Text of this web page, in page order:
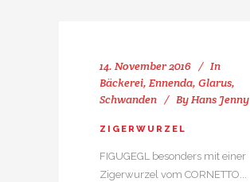
14. November 2016
In
Bäckerei, Ennenda, Glarus,
Schwanden
ByHans Jenny
ZIGERWURZEL
FIGUGEGL besonders mit einer
Zigerwurzel vom CORNETTO...